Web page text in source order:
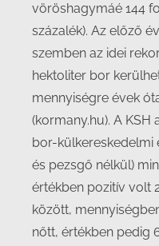
vöröshagymáé 144
százalék). Az előző
szemben az idei
hektoliter bor
mennyiségre évek
(kormany.hu). A
bor-
és pezsgő nélkül)
értékben pozitív volt
között,
nőtt, értékben pedig